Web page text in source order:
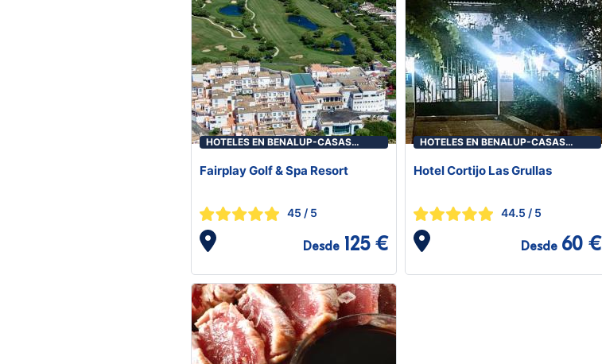
HOTELES EN BENALUP-CASAS
Fairplay Golf & Spa Resort
45 / 5
Desde 125 €
HOTELES EN BENALUP-CASAS
Hotel Cortijo Las Grullas
44.5 / 5
Desde 60 €